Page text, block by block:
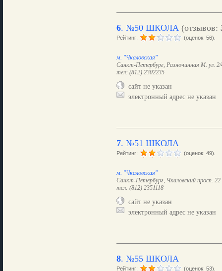
6. №50 ШКОЛА(отзывов:
Рейтинг: (оценок: 56).
м. "Чкаловская"
Санкт-Петербург, Разночинная М. ул. 2/
тел: (812) 2302235
сайт не указан
электронный адрес не указан
7. №51 ШКОЛА
Рейтинг: (оценок: 49).
м. "Чкаловская"
Санкт-Петербург, Чкаловский просп. 22
тел: (812) 2351118
сайт не указан
электронный адрес не указан
8. №55 ШКОЛА
Рейтинг: (оценок: 53).